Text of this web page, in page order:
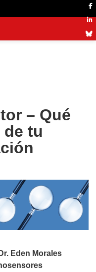
– Qué
de tu
Eden Morales